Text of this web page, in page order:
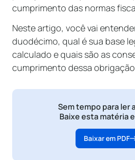
cumprimento das normas
Neste artigo, você vai
duodécimo, qual é sua base
calculado e quais são as
cumprimento dessa
Sem tempo para ler
Baixe esta matéria
Baixar em PDF